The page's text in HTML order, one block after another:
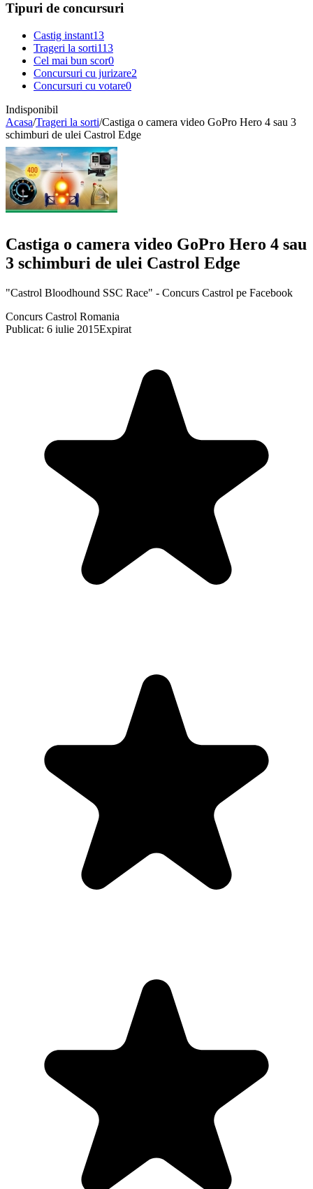
Tipuri de concursuri
Castig instant13
Trageri la sorti113
Cel mai bun scor0
Concursuri cu jurizare2
Concursuri cu votare0
Indisponibil
Acasa/Trageri la sorti/Castiga o camera video GoPro Hero 4 sau 3
schimburi de ulei Castrol Edge
Castiga o camera video GoPro Hero 4 sau
3 schimburi de ulei Castrol Edge
"Castrol Bloodhound SSC Race" - Concurs Castrol pe Facebook
Concurs Castrol Romania
Publicat: 6 iulie 2015Expirat